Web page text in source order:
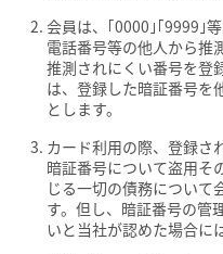
会員は、｢0000｣｢9999｣
電話番号等の他人から推
推測されにくい番号を登
は、登録した暗証番号を
とします。
カード利用の際、登録さ
暗証番号について盗用そ
じる一切の債務について
す。但し、暗証番号の管
いと当社が認めた場合に